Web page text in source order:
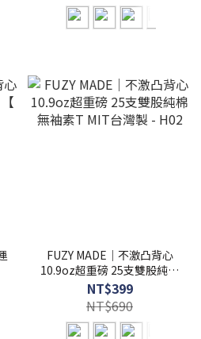
FUZY MADE｜不激凸背心
10.9oz超重磅 25支雙股純棉
無袖素T MIT台灣製 - H02
NT$399
NT$690